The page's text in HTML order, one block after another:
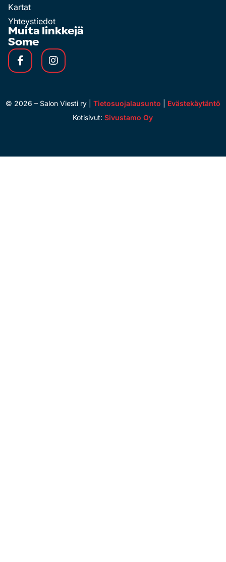
Kartat
Yhteystiedot
Muita linkkejä
Some
© 2026 – Salon Viesti ry | Tietosuojalausunto
Evästekäytäntö
Kotisivut:Sivustamo Oy